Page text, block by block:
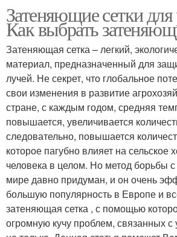
Затеняющие сетки для
Как выбрать
Затеняющая сетка – легкий,
материал, предназначенный для
лучей. Не секрет, что глобальное
свои изменения в развитие
стране, с каждым годом, средняя
повышается, увеличивается
следовательно, повышается
которое пагубно влияет на сельское
человека в целом. Но метод борьбы
мире давно придуман, и он очень
большую популярность в Европе и
затеняющая сетка , с помощью
огромную кучу проблем, связанных с